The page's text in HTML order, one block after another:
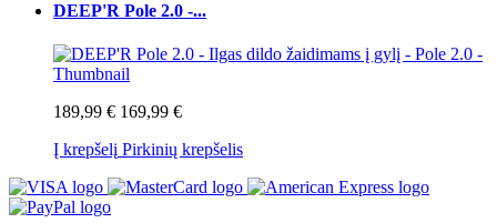
DEEP'R Pole 2.0 -...
189,99 € 169,99 €
Į krepšelį Pirkinių krepšelis